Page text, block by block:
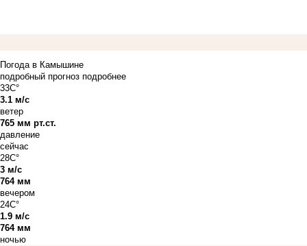
Погода в Камышине
подробный прогноз подробнее
33C°
3.1 м/с
ветер
765 мм рт.ст.
давление
сейчас
28C°
3 м/с
764 мм
вечером
24C°
1.9 м/с
764 мм
ночью